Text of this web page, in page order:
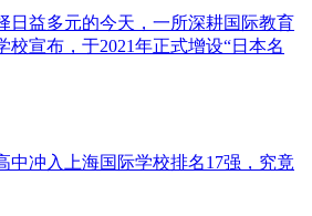
日益多元的今天，一所深耕国际教育
校宣布，于2021年正式增设“日本名
中冲入上海国际学校排名17强，究竟